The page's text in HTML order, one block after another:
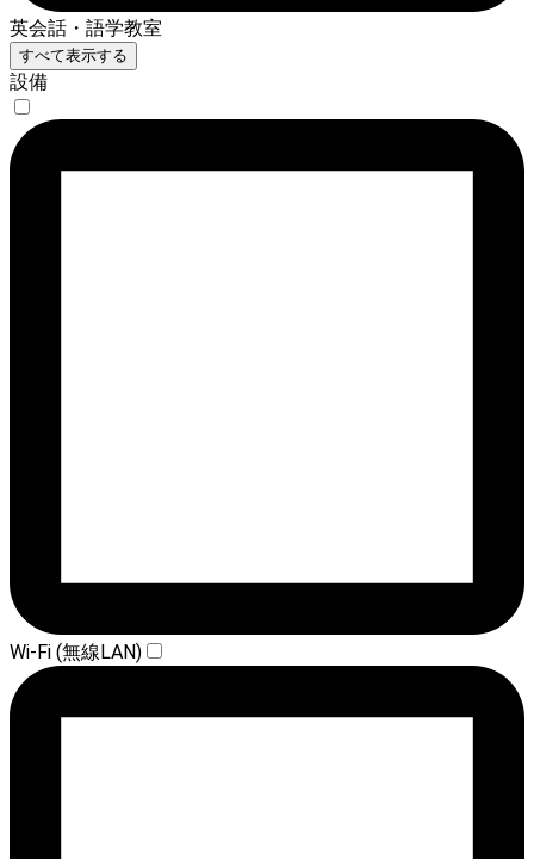
英会話・語学教室
すべて表示する
設備
Wi-Fi (無線LAN)